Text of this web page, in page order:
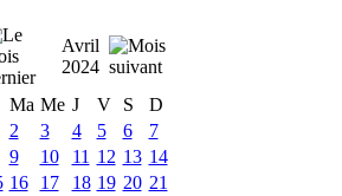
Avril
2024
Ma Me J V S
D
2 3 4 5 6
7
9 10 11 12 13 14
16 17 18 19 20 21